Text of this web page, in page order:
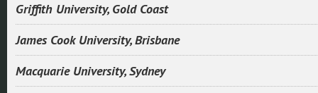
Griffith University, Gold Coast
James Cook University, Brisbane
Macquarie University, Sydney